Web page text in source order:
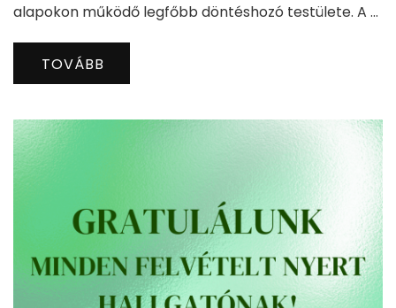
alapokon működő legfőbb döntéshozó testülete. A …
TOVÁBB